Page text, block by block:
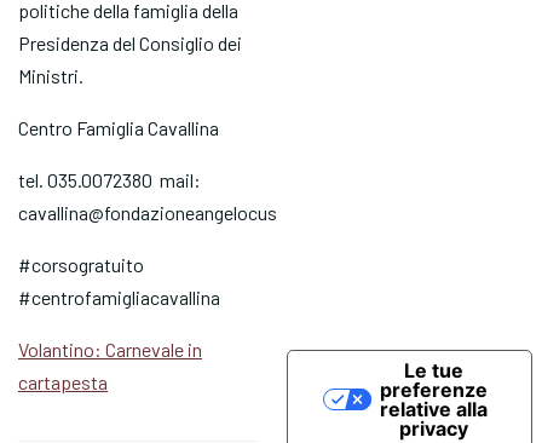
politiche della famiglia della
Presidenza del Consiglio dei
Ministri.
Centro Famiglia Cavallina
tel. 035.0072380 mail:
cavallina@fondazioneangelocustode.it
#corsogratuito
#centrofamigliacavallina
Volantino: Carnevale in
cartapesta
Le tue
preferenze
relative alla
privacy